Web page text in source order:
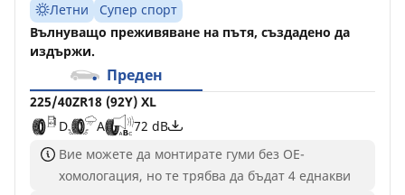
Летни
Супер спорт
Вълнуващо преживяване на пътя, създадено да
издържи.
Преден
225/40ZR18 (92Y) XL
D
A
72 dB
Вие можете да монтирате гуми без ОЕ-
хомологация, но те трябва да бъдат 4 еднакви